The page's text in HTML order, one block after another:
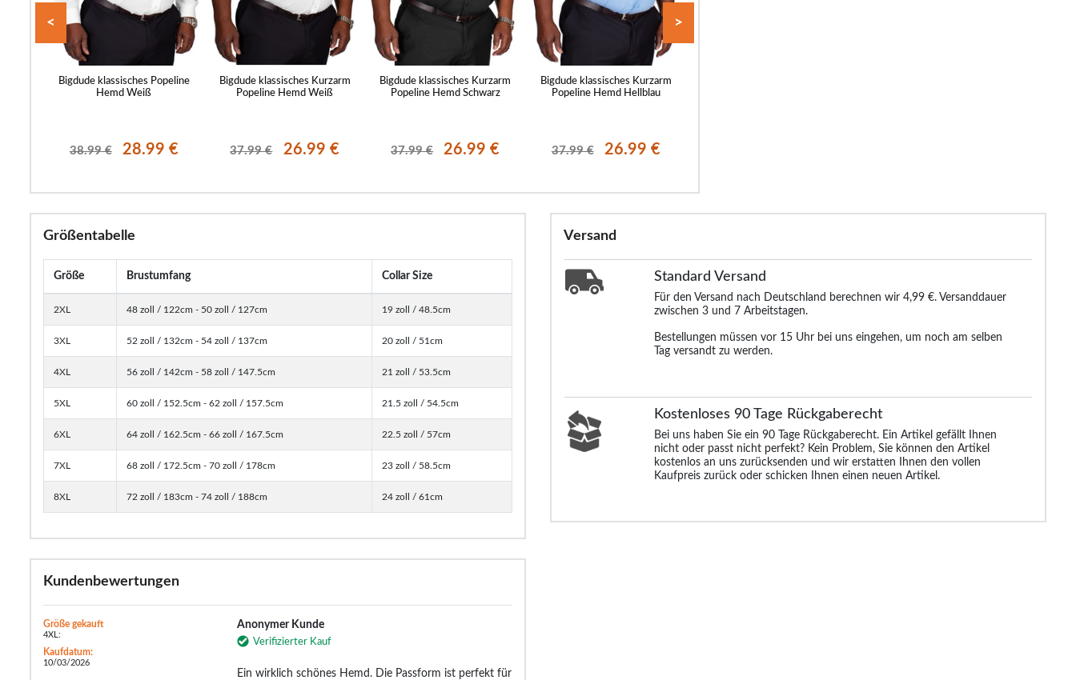
Bigdude klassisches Popeline
Hemd Weiß
38.99 € 28.99 €
Bigdude klassisches Kurzarm
Popeline Hemd Weiß
37.99 € 26.99 €
Bigdude klassisches Kurzarm
Popeline Hemd Schwarz
37.99 € 26.99 €
Bigdude klassisches Kurzarm
Popeline Hemd Hellblau
37.99 € 26.99 €
< >
Versand
StandardVersand
Für den Versand nach Deutschland berechnen wir 4,99 €. Versanddauer
zwischen 3 und 7 Arbeitstagen.
Bestellungen müssen vor 15 Uhr bei uns eingehen, um noch am selben
Tag versandt zu werden.
Kostenloses 90 Tage Rückgaberecht
Bei uns haben Sie ein 90 Tage Rückgaberecht. Ein Artikel gefällt Ihnen
nicht oder passt nicht perfekt? Kein Problem, Sie können den Artikel
kostenlos an uns zurücksenden und wir erstatten Ihnen den vollen
Kaufpreis zurück oder schicken Ihnen einen neuen Artikel.
Größentabelle
Größe Brustumfang Collar Size
2XL 48 zoll / 122cm - 50 zoll / 127cm 19 zoll / 48.5cm
3XL 52 zoll / 132cm - 54 zoll / 137cm 20 zoll / 51cm
4XL 56 zoll / 142cm - 58 zoll / 147.5cm 21 zoll / 53.5cm
5XL 60 zoll / 152.5cm - 62 zoll / 157.5cm 21.5 zoll / 54.5cm
6XL 64 zoll / 162.5cm - 66 zoll / 167.5cm 22.5 zoll / 57cm
7XL 68 zoll / 172.5cm - 70 zoll / 178cm 23 zoll / 58.5cm
8XL 72 zoll / 183cm - 74 zoll / 188cm 24 zoll / 61cm
Kundenbewertungen
Größe gekauft
4XL:
Kaufdatum:
10/03/2026
Anonymer Kunde
Verifizierter Kauf
Ein wirklich schönes Hemd. Die Passform ist perfekt für